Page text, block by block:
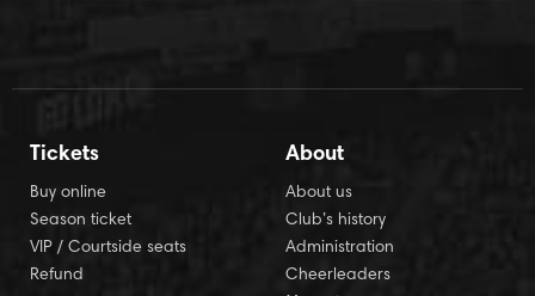
Tickets
Buy online
Season ticket
VIP / Courtside seats
Refund
About
About us
Club’s history
Administration
Cheerleaders